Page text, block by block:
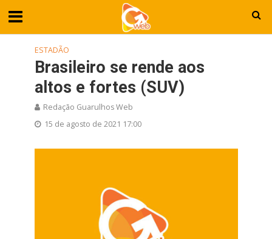
ESTADÃO
Brasileiro se rende aos
altos e fortes (SUV)
Redação Guarulhos Web
15 de agosto de 2021 17:00